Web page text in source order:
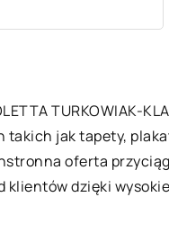
TURKOWIAK-
jak tapety,
oferta
dzięki